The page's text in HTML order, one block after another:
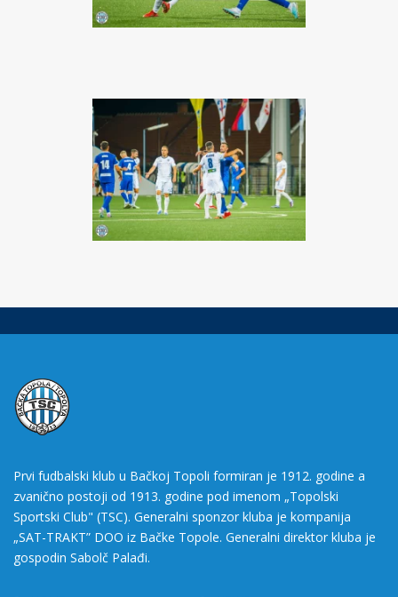
Prvi fudbalski klub u Bačkoj Topoli formiran je 1912. godine a
zvanično postoji od 1913. godine pod imenom „Topolski
Sportski Club" (TSC). Generalni sponzor kluba je kompanija
„SAT-TRAKT” DOO iz Bačke Topole. Generalni direktor kluba je
gospodin Sabolč Palađi.